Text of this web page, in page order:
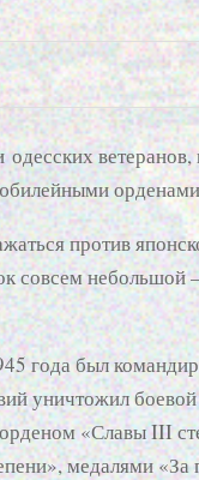
против
совсем небольшой
года был
уничтожил
«Славы III
медалями